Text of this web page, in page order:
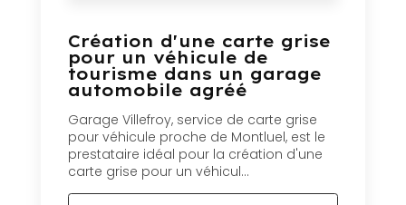
Création d'une carte grise
pour un véhicule de
tourisme dans un garage
automobile agréé
Garage Villefroy, service de carte grise
pour véhicule proche de Montluel, est le
prestataire idéal pour la création d'une
carte grise pour un véhicul...